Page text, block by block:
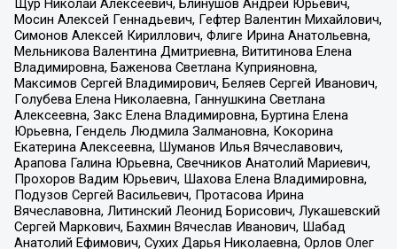
Мосин Алексей Геннадьевич, Гефтер Валентин Михайлович,
Симонов Алексей Кириллович, Флиге Ирина Анатольевна,
Мельникова Валентина Дмитриевна, Вититинова Елена
Владимировна, Баженова Светлана Куприяновна,
Максимов Сергей Владимирович, Беляев Сергей Иванович,
Голубева Елена Николаевна, Ганнушкина Светлана
Алексеевна, Закс Елена Владимировна, Буртина Елена
Юрьевна, Гендель Людмила Залмановна, Кокорина
Екатерина Алексеевна, Шуманов Илья Вячеславович,
Арапова Галина Юрьевна, Свечников Анатолий Мариевич,
Прохоров Вадим Юрьевич, Шахова Елена Владимировна,
Подузов Сергей Васильевич, Протасова Ирина
Вячеславовна, Литинский Леонид Борисович, Лукашевский
Сергей Маркович, Бахмин Вячеслав Иванович, Шабад
Анатолий Ефимович, Сухих Дарья Николаевна, Орлов Олег